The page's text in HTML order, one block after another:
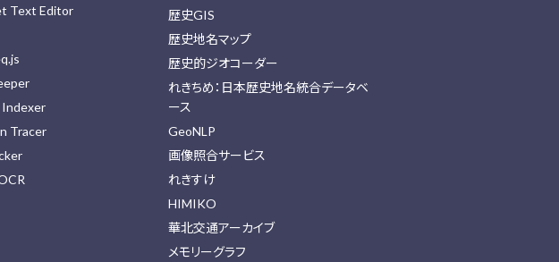
Text Editor
Indexer
Tracer
歴史GIS
歴史地名マップ
歴史的ジオコーダー
れきちめ：日本歴史地名統合データベ
ース
GeoNLP
画像照合サービス
れきすけ
HIMIKO
華北交通アーカイブ
メモリーグラフ